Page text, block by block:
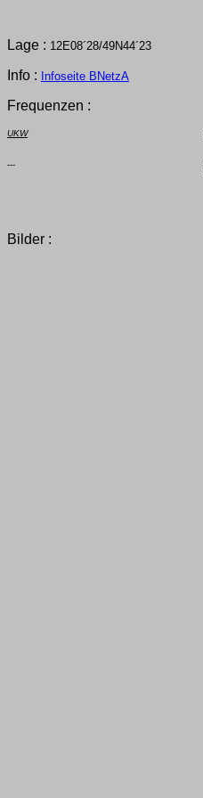
Lage : 12E08´28/49N44´23
Info : Infoseite BNetzA
Frequenzen :
UKW
---
Bilder :